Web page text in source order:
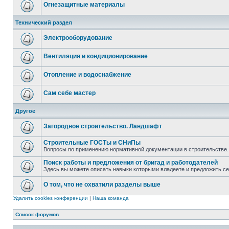
Огнезащитные материалы
Технический раздел
Электрооборудование
Вентиляция и кондиционирование
Отопление и водоснабжение
Сам себе мастер
Другое
Загородное строительство. Ландшафт
Строительные ГОСТы и СНиПы
Вопросы по применению нормативной документации в строительстве.
Поиск работы и предложения от бригад и работодателей
Здесь вы можете описать навыки которыми владеете и предложить
О том, что не охватили разделы выше
Удалить cookies конференции | Наша команда
Список форумов